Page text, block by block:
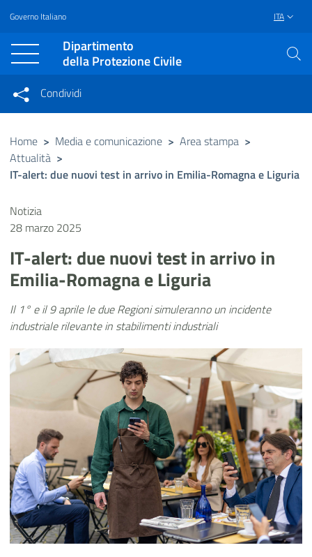
Vai al contenuto principale
Raggiungi il piè di pagina
Governo Italiano ITA
Dipartimento
della Protezione Civile
Condividi su Facebook
Condividi su Twitter
Condividi
Condividi sui social network
Home > Media e comunicazione > Area stampa >
Attualità >
IT-alert: due nuovi test in arrivo in Emilia-Romagna e Liguria
Notizia
28 marzo 2025
IT-alert: due nuovi test in arrivo in
Emilia-Romagna e Liguria
Il 1° e il 9 aprile le due Regioni simuleranno un incidente
industriale rilevante in stabilimenti industriali